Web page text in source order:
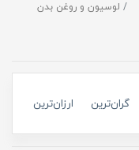
لوسیون و روغن بدن
گران‌ترین ارزان‌ترین